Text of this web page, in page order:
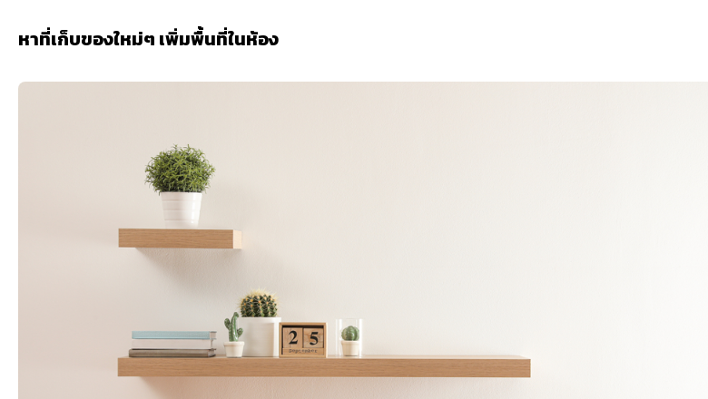
หาที่เก็บของใหม่ๆ เพิ่มพื้นที่ในห้อง